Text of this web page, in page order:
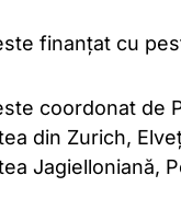
finanțat cu
coordonat de
din Zurich,
Jagielloniană,